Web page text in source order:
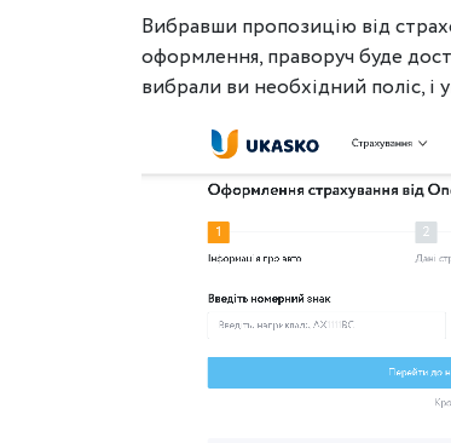
Вибравши пропозицію від
оформлення, праворуч буде
вибрали ви необхідний поліс, і